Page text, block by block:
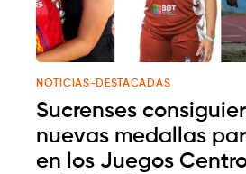
NOTICIAS-DESTACADAS
Sucrenses
nuevas medallas
en los Juegos